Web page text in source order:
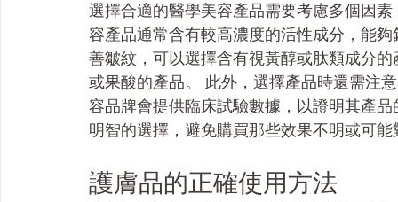
選擇合適的醫學美容產品需要考慮多個因
容產品通常含有較高濃度的活性成分，能
善皺紋，可以選擇含有視黃醇或肽類成分
或果酸的產品。 此外，選擇產品時還需注
容品牌會提供臨床試驗數據，以證明其產
明智的選擇，避免購買那些效果不明或可
護膚品的正確使用方法